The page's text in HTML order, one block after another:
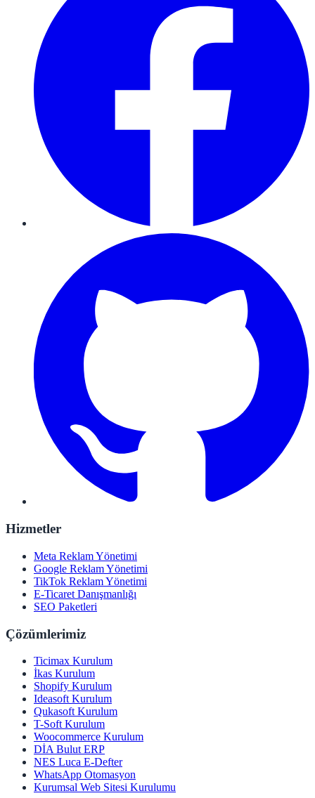
Hizmetler
Meta Reklam Yönetimi
Google Reklam Yönetimi
TikTok Reklam Yönetimi
E-Ticaret Danışmanlığı
SEO Paketleri
Çözümlerimiz
Ticimax Kurulum
İkas Kurulum
Shopify Kurulum
Ideasoft Kurulum
Qukasoft Kurulum
T-Soft Kurulum
Woocommerce Kurulum
DİA Bulut ERP
NES Luca E-Defter
WhatsApp Otomasyon
Kurumsal Web Sitesi Kurulumu